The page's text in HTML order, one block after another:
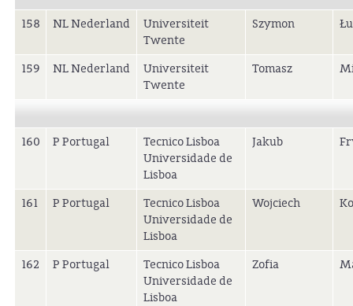
158 NL Nederland
Universiteit
Twente
Szymon
159 NL Nederland
Universiteit
Twente
Tomasz
160 P Portugal
Tecnico Lisboa
Universidade de
Lisboa
Jakub
161 P Portugal
Tecnico Lisboa
Universidade de
Lisboa
Wojciech
162 P Portugal
Tecnico Lisboa
Universidade de
Lisboa
Zofia